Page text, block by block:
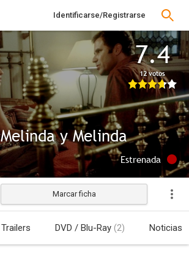
Identificarse/Registrarse
7.4
12 votos
Melinda y Melinda
Estrenada
Marcar ficha
Trailers DVD / Blu-Ray (2) Noticias